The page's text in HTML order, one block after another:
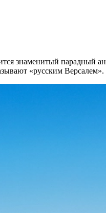
знаменитый парадный
«русским Версалем».